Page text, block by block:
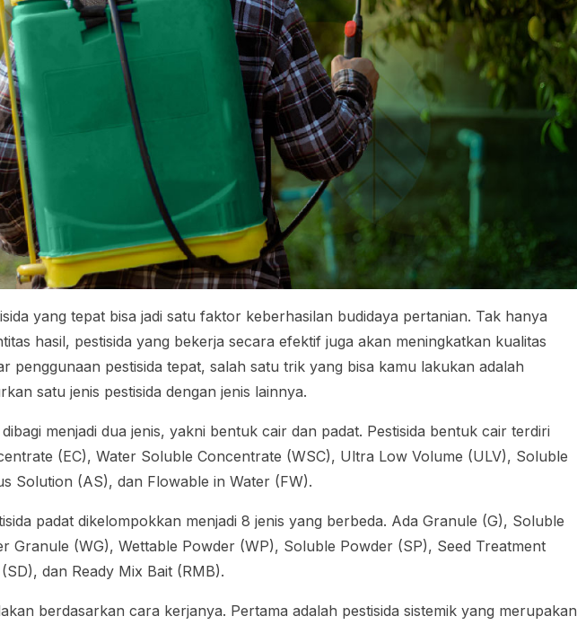
yang tepat bisa jadi satu faktor keberhasilan budidaya pertanian. Tak hanya
hasil, pestisida yang bekerja secara efektif juga akan meningkatkan kualitas
penggunaan pestisida tepat, salah satu trik yang bisa kamu lakukan adalah
satu jenis pestisida dengan jenis lainnya.
menjadi dua jenis, yakni bentuk cair dan padat. Pestisida bentuk cair terdiri
(EC),Water Soluble Concentrate (WSC), Ultra Low Volume (ULV), Soluble
Solution (AS), dan Flowable in Water (FW).
padat dikelompokkan menjadi 8 jenis yang berbeda. AdaGranule (G), Soluble
Granule (WG),Wettable Powder (WP), Soluble Powder (SP), Seed Treatment
(SD), dan Ready Mix Bait (RMB).
berdasarkan cara kerjanya. Pertama adalah pestisida sistemik yang merupakan